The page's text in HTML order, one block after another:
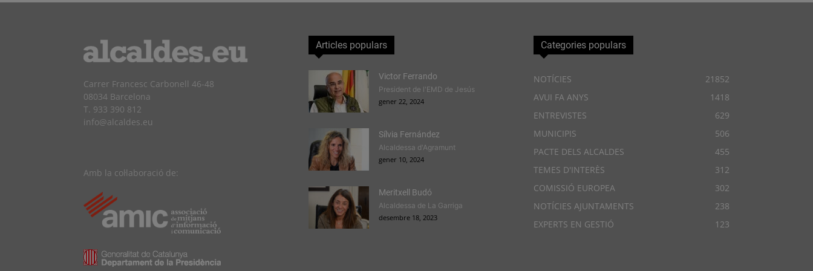
Carrer Francesc Carbonell 46-48
08034 Barcelona
T. 933 390 812
info@alcaldes.eu
Amb la col·laboració de:
Articles populars
Victor Ferrando
President de l'EMD de Jesús
gener 22, 2024
Sílvia Fernández
Alcaldessa d'Agramunt
gener 10, 2024
Meritxell Budó
Alcaldessa de La Garriga
desembre 18, 2023
Categories populars
NOTÍCIES
21852
AVUI FA ANYS
1418
ENTREVISTES
629
MUNICIPIS
506
PACTE DELS ALCALDES
455
TEMES D'INTERÈS
312
COMISSIÓ EUROPEA
302
NOTÍCIES AJUNTAMENTS
238
EXPERTS EN GESTIÓ
123